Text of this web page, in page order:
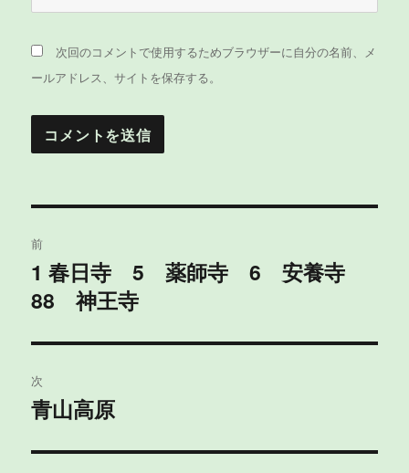
次回のコメントで使用するためブラウザーに自分の名前、メ
ールアドレス、サイトを保存する。
稿
ナ
ビ
ゲ
ー
シ
前
過
去
投
稿:
1 春日寺 5 薬師寺 6 安養寺
88 神王寺
次
次
投
青山高原